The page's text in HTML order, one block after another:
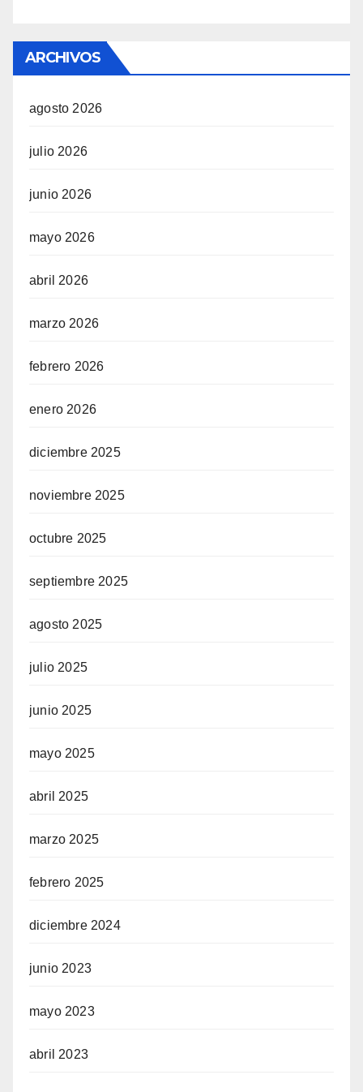
ARCHIVOS
agosto 2026
julio 2026
junio 2026
mayo 2026
abril 2026
marzo 2026
febrero 2026
enero 2026
diciembre 2025
noviembre 2025
octubre 2025
septiembre 2025
agosto 2025
julio 2025
junio 2025
mayo 2025
abril 2025
marzo 2025
febrero 2025
diciembre 2024
junio 2023
mayo 2023
abril 2023